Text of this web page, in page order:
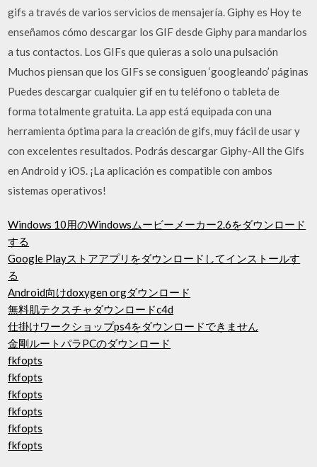
gifs a través de varios servicios de mensajería. Giphy es Hoy te
enseñamos cómo descargar los GIF desde Giphy para mandarlos
a tus contactos. Los GIFs que quieras a solo una pulsación
Muchos piensan que los GIFs se consiguen ‘googleando’ páginas
Puedes descargar cualquier gif en tu teléfono o tableta de
forma totalmente gratuita. La app está equipada con una
herramienta óptima para la creación de gifs, muy fácil de usar y
con excelentes resultados. Podrás descargar Giphy-All the Gifs
en Android y iOS. ¡La aplicación es compatible con ambos
sistemas operativos!
Windows 10用のWindowsムービーメーカー2.6をダウンロード
する
Google Playストアアプリをダウンロードしてインストールす
る
Android向けdoxygen orgダウンロード
無料肌テクスチャダウンロードc4d
仕掛けワークショップps4をダウンロードできません
金剛ルートパラPCのダウンロード
fkfopts
fkfopts
fkfopts
fkfopts
fkfopts
fkfopts